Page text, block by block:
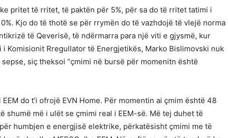
pritet të rritet, të paktën për 5%, për sa do të rritet tatimi i
Kjo do të thotë se për rrymën do të vazhdojë të vlejë norma
të Qeverisë, të ndërmarra para një viti e gjysmë, kur
i Komisionit Rregullator të Energjetikës, Marko Bislimovski nuk
siç theksoi “çmimi në bursë për momenitn është
do t’i ofrojë EVN Home. Për momentin ai çmim është 48
shumë më i ulët se çmimi real i EEM-së. Më tej duhet të
humbjen e energjisë elektrike, përkatësisht çmimi me të